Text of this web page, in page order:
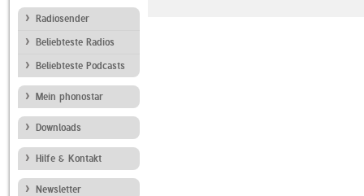
Radiosender
Beliebteste Radios
Beliebteste Podcasts
Mein phonostar
Downloads
Hilfe & Kontakt
Newsletter